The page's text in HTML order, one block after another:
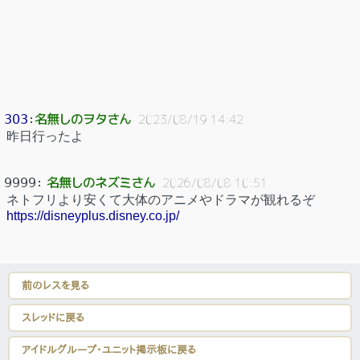
303 ：名無しのヲタさん 2023/08/19 14:42
昨日行ったよ
9999 ： 名無しのネズミさん 2026/08/08 10:51
ネトフリより安くて大体のアニメやドラマが観れるぞ
https://disneyplus.disney.co.jp/
前のレスを見る
スレッドに戻る
アイドルグループ・ユニット掲示板に戻る